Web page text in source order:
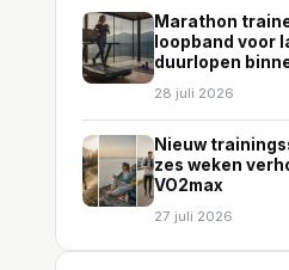
Marathon
loopband voor
duurlopen
28 juli 2026
Nieuw
zes weken
VO2max
27 juli 2026